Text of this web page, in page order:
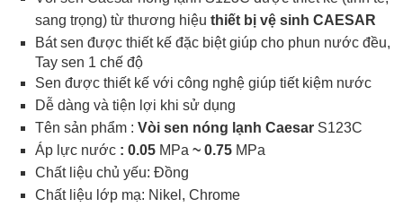
sang trọng) từ thương hiệu thiết bị vệ sinh CAESAR
Bát sen được thiết kế đặc biệt giúp cho phun nước đều,
Tay sen 1 chế độ
Sen được thiết kế với công nghệ giúp tiết kiệm nước
Dễ dàng và tiện lợi khi sử dụng
Tên sản phẩm : Vòi sen nóng lạnh Caesar S123C
Áp lực nước: 0.05 MPa ~ 0.75 MPa
Chất liệu chủ yếu: Đồng
Chất liệu lớp mạ: Nikel, Chrome